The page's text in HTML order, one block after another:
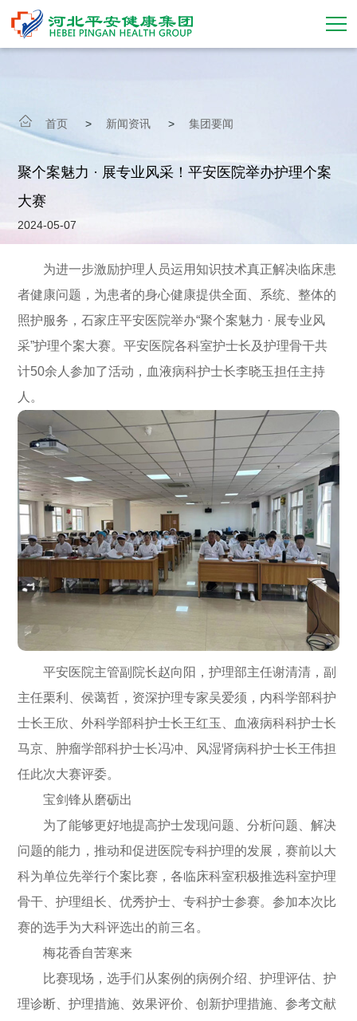
党建引领
招标信息
加入我们
首页 > 新闻资讯 > 集团要闻
聚个案魅力 · 展专业风采！平安医院举办护理个案
大赛
2024-05-07
为进一步激励护理人员运用知识技术真正解决临床患
者健康问题，为患者的身心健康提供全面、系统、整体的
照护服务，石家庄平安医院举办“聚个案魅力 · 展专业风
采”护理个案大赛。平安医院各科室护士长及护理骨干共
计50余人参加了活动，血液病科护士长李晓玉担任主持
人。
平安医院主管副院长赵向阳，护理部主任谢清清，副
主任栗利、侯蔼哲，资深护理专家吴爱须，内科学部科护
士长王欣、外科学部科护士长王红玉、血液病科科护士长
马京、肿瘤学部科护士长冯冲、风湿肾病科护士长王伟担
任此次大赛评委。
宝剑锋从磨砺出
为了能够更好地提高护士发现问题、分析问题、解决
问题的能力，推动和促进医院专科护理的发展，赛前以大
科为单位先举行个案比赛，各临床科室积极推选科室护理
骨干、护理组长、优秀护士、专科护士参赛。参加本次比
赛的选手为大科评选出的前三名。
梅花香自苦寒来
比赛现场，选手们从案例的病例介绍、护理评估、护
理诊断、护理措施、效果评价、创新护理措施、参考文献